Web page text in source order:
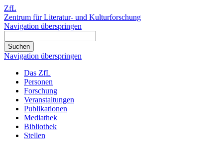
ZfL
Zentrum für Literatur- und Kulturforschung
Navigation überspringen
Navigation überspringen
Das ZfL
Personen
Forschung
Veranstaltungen
Publikationen
Mediathek
Bibliothek
Stellen